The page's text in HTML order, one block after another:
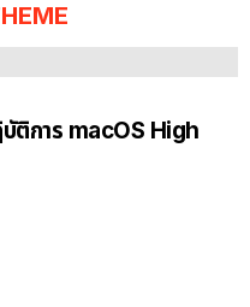
ติการ macOS High